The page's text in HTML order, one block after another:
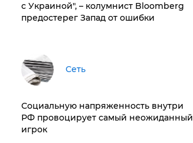
с Украиной", – колумнист Bloomberg
предостерег Запад от ошибки
Сеть
Социальную напряженность внутри
РФ провоцирует самый неожиданный
игрок